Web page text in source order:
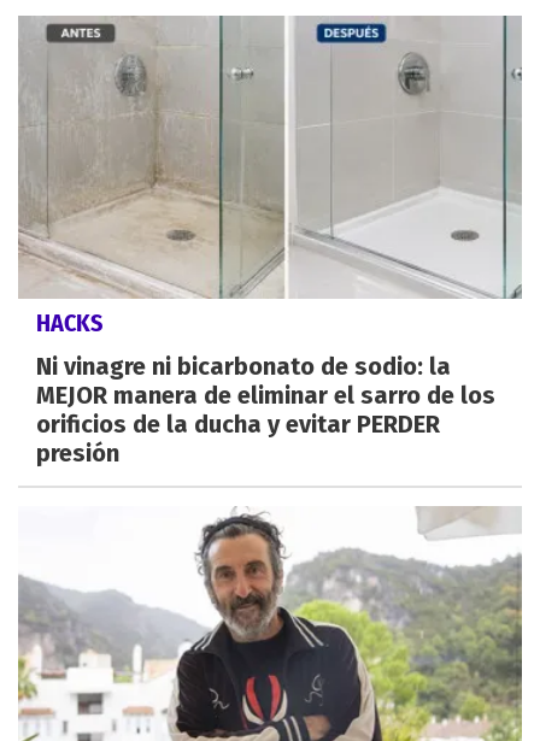
HACKS
Ni vinagre ni bicarbonato de sodio: la
MEJOR manera de eliminar el sarro de los
orificios de la ducha y evitar PERDER
presión